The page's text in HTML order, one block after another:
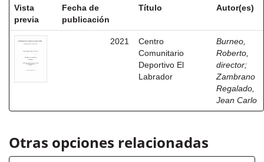
Vista
previa
Fecha de
publicación
Título Autor(es)
2021
Centro
Comunitario
Deportivo El
Labrador
Burneo,
Roberto,
director;
Zambrano
Regalado,
Jean Carlo
Otras opciones relacionadas